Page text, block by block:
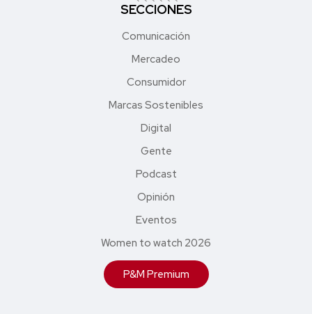
SECCIONES
Comunicación
Mercadeo
Consumidor
Marcas Sostenibles
Digital
Gente
Podcast
Opinión
Eventos
Women to watch 2026
P&M Premium